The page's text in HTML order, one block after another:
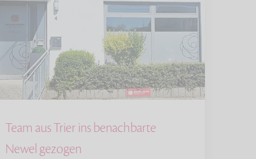
Team aus Trier ins benachbarte
Newel gezogen